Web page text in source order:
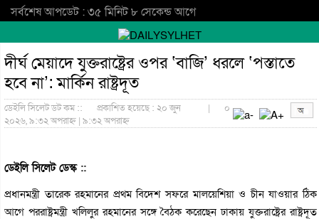
সর্বশেষ আপডেট : ৩৫ মিনিট ৮ সেকেন্ড আগে
দীর্ঘ মেয়াদে যুক্তরাষ্ট্রের ওপর ‘বাজি’ ধরলে ‘পস্তাতে
হবে না’: মার্কিন রাষ্ট্রদূত
ডেইলি সিলেট ডট কম ::
প্রকাশিত হয়েছে : ২০ জুন
২০২৬, ৯:৩২ অপরাহ্ন | ৯:৩২ অপরাহ্ন
| ০
ডেইলি সিলেট ডেস্ক ::
প্রধানমন্ত্রী তারেক রহমানের প্রথম বিদেশ সফরে মালয়েশিয়া ও চীন যাওয়ার ঠিক
আগে পররাষ্ট্রমন্ত্রী খলিলুর রহমানের সঙ্গে বৈঠক করেছেন ঢাকায় যুক্তরাষ্ট্রের রাষ্ট্রদূত